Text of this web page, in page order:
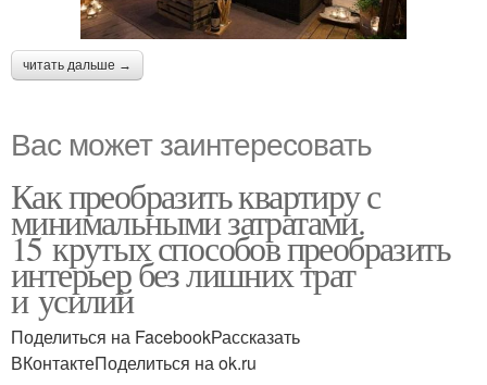
читать дальше →
Вас может заинтересовать
Как преобразить квартиру с
минимальными затратами.
15 крутых способов преобразить
интерьер без лишних трат
и усилий
Поделиться на FacebookРассказать
ВКонтактеПоделиться на ok.ru